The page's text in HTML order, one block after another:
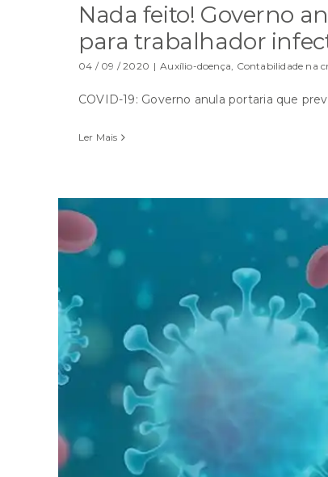
Nada feito! Governo
para trabalhador
04 / 09 / 2020 | Auxílio-doença, Contabilidade na
COVID-19: Governo anula portaria que
Ler Mais